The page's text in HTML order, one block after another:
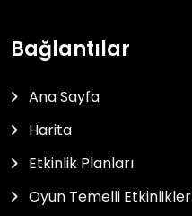
Bağlantılar
Ana Sayfa
Harita
Etkinlik Planları
Oyun Temelli Etkinlikler